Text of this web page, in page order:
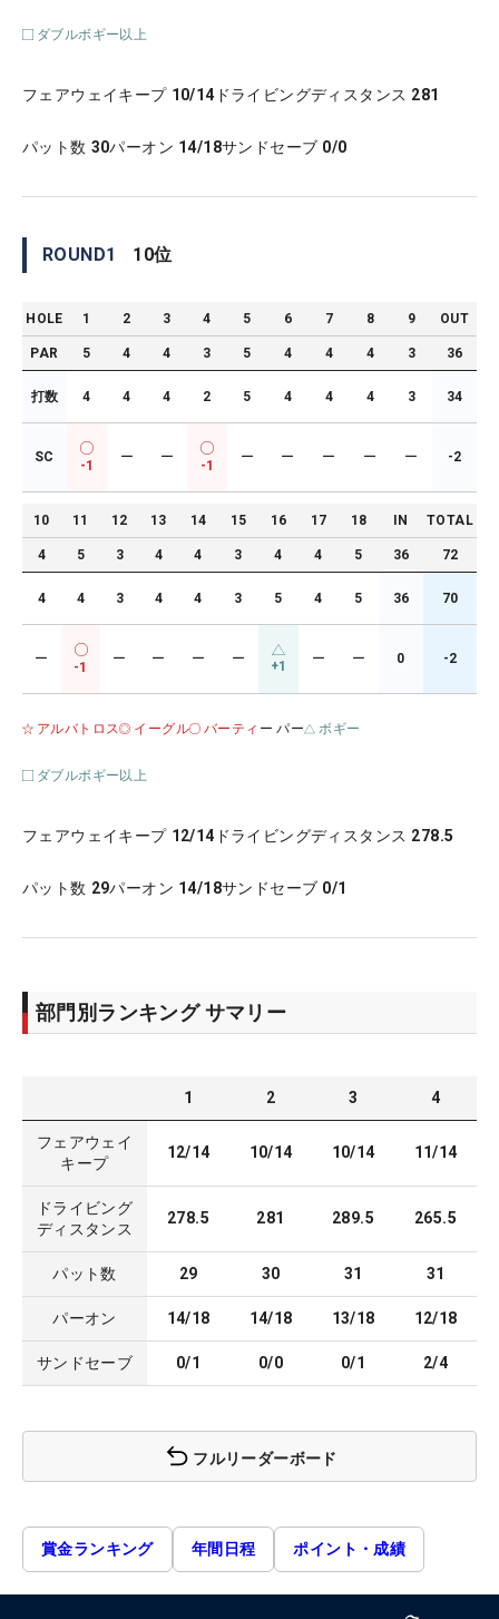
ダブルボギー以上
フェアウェイキープ 10/14 ドライビングディスタンス 281
パット数 30パーオン 14/18サンドセーブ 0/0
ROUND1 10位
HOLE 1 2 3 4 5 6 7 8 9 OUT
PAR 5 4 4 3 5 4 4 4 3 36
打数 4 4 4 2 5 4 4 4 3 34
SC
-1
ー ー
-1
ー ー ー ー ー -2
10 11 12 13 14 15 16 17 18 IN TOTAL
4 5 3 4 4 3 4 4 5 36 72
4 4 3 4 4 3 5 4 5 36 70
ー
-1
ー ー ー ー +1 ー ー 0 -2
アルバトロス イーグル バーティ ー パー ボギー
ダブルボギー以上
フェアウェイキープ 12/14 ドライビングディスタンス 278.5
パット数 29パーオン 14/18サンドセーブ 0/1
部門別ランキング サマリー
1 2 3 4
フェアウェイ
キープ
12/14 10/14 10/14 11/14
ドライビング
ディスタンス
278.5 281 289.5 265.5
パット数 29 30 31 31
パーオン 14/18 14/18 13/18 12/18
サンドセーブ 0/1 0/0 0/1 2/4
フルリーダーボード
賞金ランキング 年間日程 ポイント・成績